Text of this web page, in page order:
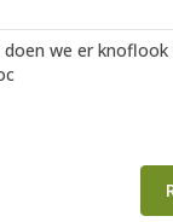
doen we er